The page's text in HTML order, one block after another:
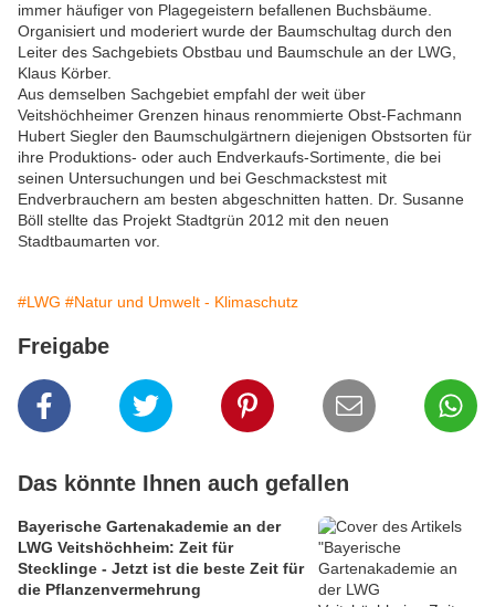
immer häufiger von Plagegeistern befallenen Buchsbäume.
Organisiert und moderiert wurde der Baumschultag durch den
Leiter des Sachgebiets Obstbau und Baumschule an der LWG,
Klaus Körber.
Aus demselben Sachgebiet empfahl der weit über
Veitshöchheimer Grenzen hinaus renommierte Obst-Fachmann
Hubert Siegler den Baumschulgärtnern diejenigen Obstsorten für
ihre Produktions- oder auch Endverkaufs-Sortimente, die bei
seinen Untersuchungen und bei Geschmackstest mit
Endverbrauchern am besten abgeschnitten hatten. Dr. Susanne
Böll stellte das Projekt Stadtgrün 2012 mit den neuen
Stadtbaumarten vor.
#LWG #Natur und Umwelt - Klimaschutz
Freigabe
Das könnte Ihnen auch gefallen
Bayerische Gartenakademie an der
LWG Veitshöchheim: Zeit für
Stecklinge - Jetzt ist die beste Zeit für
die Pflanzenvermehrung